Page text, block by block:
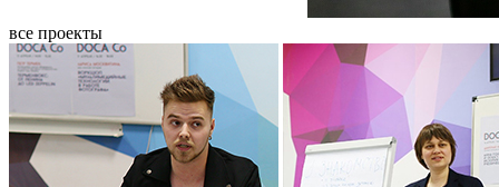
все проекты